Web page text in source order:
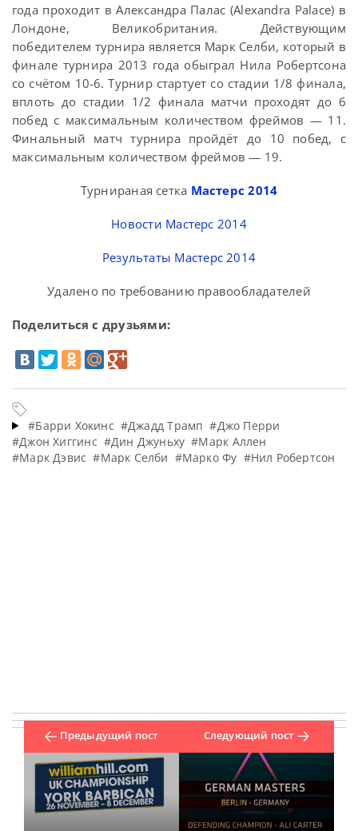
года проходит в Александра Палас (Alexandra Palace) в
Лондоне, Великобритания. Действующим
победителем турнира является Марк Селби, который в
финале турнира 2013 года обыграл Нила Робертсона
со счётом 10-6. Турнир стартует со стадии 1/8 финала,
вплоть до стадии 1/2 финала матчи проходят до 6
побед с максимальным количеством фреймов — 11.
Финальный матч турнира пройдёт до 10 побед, с
максимальным количеством фреймов — 19.
Турнираная сетка Мастерс 2014
Новости Мастерс 2014
Результаты Мастерс 2014
Удалено по требованию правообладателей
Поделиться с друзьями:
#Барри Хокинс #Джадд Трамп #Джо Перри
#Джон Хиггинс #Дин Джуньху #Марк Аллен
#Марк Дэвис #Марк Селби #Марко Фу #Нил Робертсон
Предыдущий пост Следующий пост